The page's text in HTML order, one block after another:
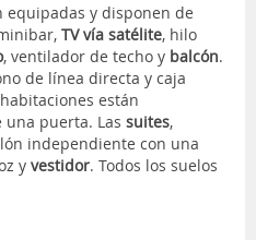
equipadas y disponen de
TV vía satélite, hilo
, ventilador de techo y balcón.
de línea directa y caja
están
una puerta. Las suites,
independiente con una
y vestidor. Todos los suelos